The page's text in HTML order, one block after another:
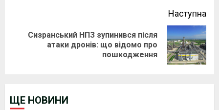
Наступна
Сизранський НПЗ зупинився після
атаки дронів: що відомо про
пошкодження
ЩЕ НОВИНИ